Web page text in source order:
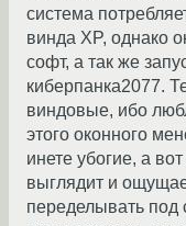
система
винда XP, однако
софт, а так же
киберпанка2077.
виндовые, ибо
этого оконного
инете убогие, а
выглядит и
переделывать